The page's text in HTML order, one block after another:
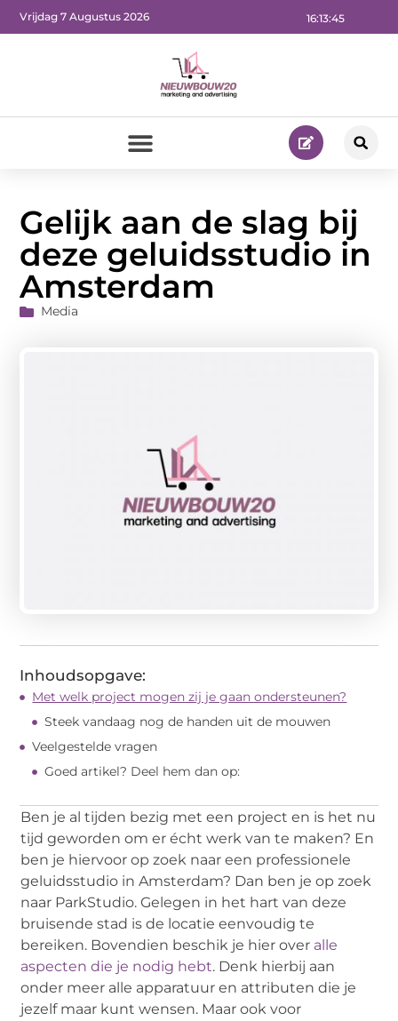
16:13:45
Vrijdag 7 Augustus 2026
Gelijk aan de slag bij
deze geluidsstudio in
Amsterdam
Media
Inhoudsopgave:
Met welk project mogen zij je gaan ondersteunen?
Steek vandaag nog de handen uit de mouwen
Veelgestelde vragen
Goed artikel? Deel hem dan op:
Ben je al tijden bezig met een project en is het nu
tijd geworden om er écht werk van te maken? En
ben je hiervoor op zoek naar een professionele
geluidsstudio in Amsterdam? Dan ben je op zoek
naar ParkStudio. Gelegen in het hart van deze
bruisende stad is de locatie eenvoudig te
bereiken. Bovendien beschik je hier over alle
aspecten die je nodig hebt. Denk hierbij aan
onder meer alle apparatuur en attributen die je
jezelf maar kunt wensen. Maar ook voor